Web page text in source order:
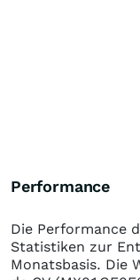
Performance
Die Performance
Statistiken zur
Monatsbasis. Die